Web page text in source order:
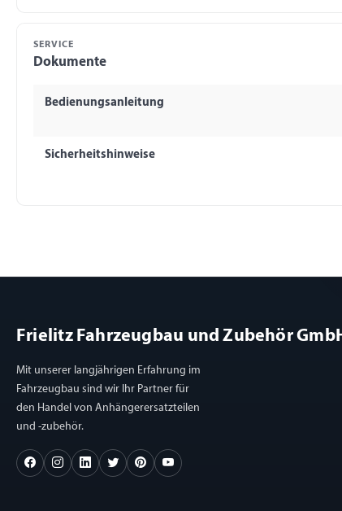
SERVICE
Dokumente
Bedienungsanleitung
Sicherheitshinweise
Frielitz Fahrzeugbau und Zubehör
Mit unserer langjährigen Erfahrung im
Fahrzeugbau sind wir Ihr Partner für
den Handel von Anhängerersatzteilen
und -zubehör.